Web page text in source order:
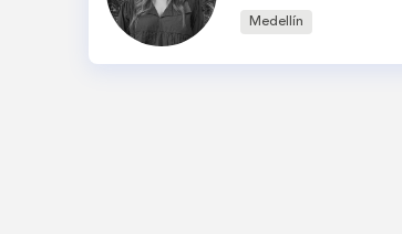
Medellín